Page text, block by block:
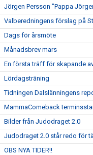
Jörgen Persson "Pappa
Valberedningens förslag på
Dags för årsmöte
Månadsbrev mars
En första träff för skapande
Lördagsträning
Tidningen Dalslänningens
MammaComeback
Bilder från Judodraget 2.0
Judodraget 2.0 står redo för
OBS NYA TIDER!!